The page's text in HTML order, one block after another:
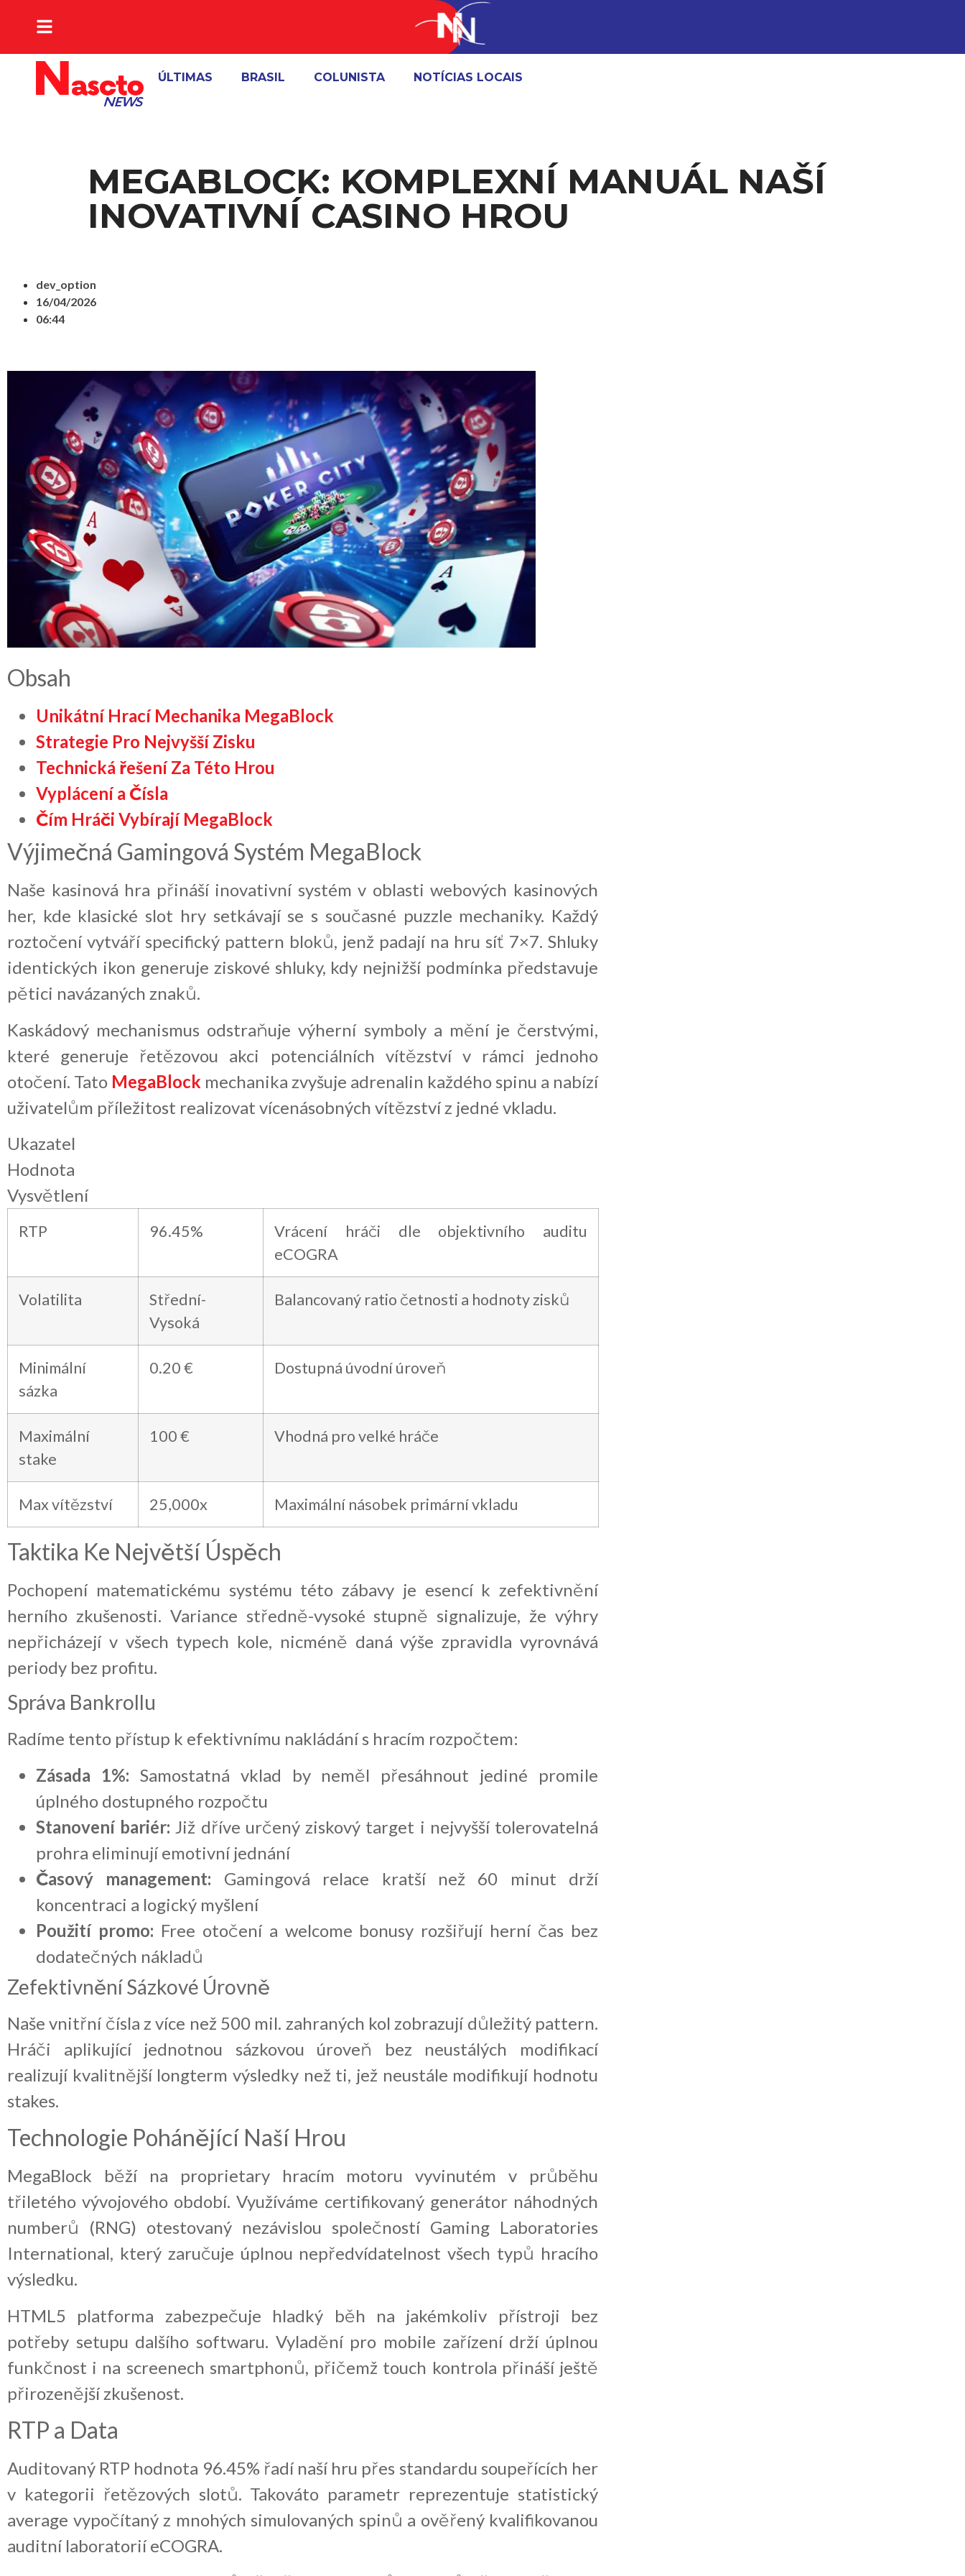
ÚLTIMAS BRASIL COLUNISTA NOTÍCIAS LOCAIS
MEGABLOCK: KOMPLEXNÍ MANUÁL NAŠÍ
INOVATIVNÍ CASINO HROU
dev_option
16/04/2026
06:44
Obsah
Unikátní Hrací Mechanika MegaBlock
Strategie Pro Nejvyšší Zisku
Technická řešení Za Této Hrou
Vyplácení a Čísla
Čím Hráči Vybírají MegaBlock
Výjimečná Gamingová Systém MegaBlock
Naše kasinová hra přináší inovativní systém v oblasti webových kasinových
her, kde klasické slot hry setkávají se s současné puzzle mechaniky. Každý
roztočení vytváří specifický pattern bloků, jenž padají na hru síť 7×7. Shluky
identických ikon generuje ziskové shluky, kdy nejnižší podmínka představuje
pětici navázaných znaků.
Kaskádový mechanismus odstraňuje výherní symboly a mění je čerstvými,
které generuje řetězovou akci potenciálních vítězství v rámci jednoho
otočení. Tato MegaBlock mechanika zvyšuje adrenalin každého spinu a nabízí
uživatelům příležitost realizovat vícenásobných vítězství z jedné vkladu.
Ukazatel
Hodnota
Vysvětlení
RTP 96.45%
Vrácení hráči dle objektivního auditu
eCOGRA
Volatilita
Střední-
Vysoká
Balancovaný ratio četnosti a hodnoty zisků
Minimální
sázka
0.20 € Dostupná úvodní úroveň
Maximální
stake
100 € Vhodná pro velké hráče
Max vítězství 25,000x Maximální násobek primární vkladu
Taktika Ke Největší Úspěch
Pochopení matematickému systému této zábavy je esencí k zefektivnění
herního zkušenosti. Variance středně-vysoké stupně signalizuje, že výhry
nepřicházejí v všech typech kole, nicméně daná výše zpravidla vyrovnává
periody bez profitu.
Správa Bankrollu
Radíme tento přístup k efektivnímu nakládání s hracím rozpočtem:
Zásada 1%: Samostatná vklad by neměl přesáhnout jediné promile
úplného dostupného rozpočtu
Stanovení bariér: Již dříve určený ziskový target i nejvyšší tolerovatelná
prohra eliminují emotivní jednání
Časový management: Gamingová relace kratší než 60 minut drží
koncentraci a logický myšlení
Použití promo: Free otočení a welcome bonusy rozšiřují herní čas bez
dodatečných nákladů
Zefektivnění Sázkové Úrovně
Naše vnitřní čísla z více než 500 mil. zahraných kol zobrazují důležitý pattern.
Hráči aplikující jednotnou sázkovou úroveň bez neustálých modifikací
realizují kvalitnější longterm výsledky než ti, jež neustále modifikují hodnotu
stakes.
Technologie Pohánějící Naší Hrou
MegaBlock běží na proprietary hracím motoru vyvinutém v průběhu
třiletého vývojového období. Využíváme certifikovaný generátor náhodných
numberů (RNG) otestovaný nezávislou společností Gaming Laboratories
International, který zaručuje úplnou nepředvídatelnost všech typů hracího
výsledku.
HTML5 platforma zabezpečuje hladký běh na jakémkoliv přístroji bez
potřeby setupu dalšího softwaru. Vyladění pro mobile zařízení drží úplnou
funkčnost i na screenech smartphonů, přičemž touch kontrola přináší ještě
přirozenější zkušenost.
RTP a Data
Auditovaný RTP hodnota 96.45% řadí naší hru přes standardu soupeřících her
v kategorii řetězových slotů. Takováto parametr reprezentuje statistický
average vypočítaný z mnohých simulovaných spinů a ověřený kvalifikovanou
auditní laboratorií eCOGRA.